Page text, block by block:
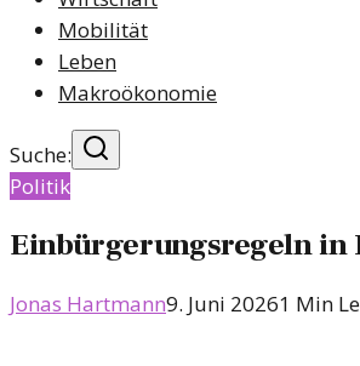
Mobilität
Leben
Makroökonomie
Suche:
Politik
Einbürgerungsregeln in
Jonas Hartmann9. Juni 20261 Min